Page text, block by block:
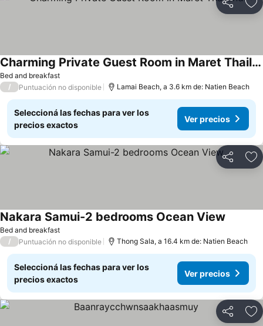
Compartir
Bed and breakfast
Charming Private Guest Room in Maret Thailand
/ Puntuación no disponible Lamai Beach, a 3.6 km de: Natien Beach
Seleccioná las fechas para ver los
precios exactos
Ver precios
Compartir
Bed and breakfast
Nakara Samui-2 bedrooms Ocean View
/ Puntuación no disponible Thong Sala, a 16.4 km de: Natien Beach
Seleccioná las fechas para ver los
precios exactos
Ver precios
Compartir